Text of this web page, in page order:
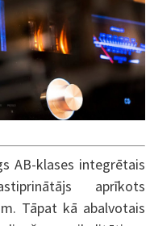
AB-klases integrētais
aprīkots
Tāpat kā abalvotais